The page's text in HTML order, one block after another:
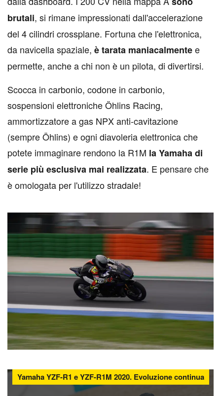
brutali, si rimane impressionati dall'accelerazione
del 4 cilindri crossplane. Fortuna che l'elettronica,
da navicella spaziale, è tarata maniacalmentee
permette, anche a chi non è un pilota, di divertirsi.
Scocca in carbonio, codone in carbonio,
sospensioni elettroniche Öhlins Racing,
ammortizzatore a gas NPX anti-cavitazione
(sempre Öhlins) e ogni diavoleria elettronica che
potete immaginare rendono la R1M la Yamaha di
serie più esclusiva mai realizzata. E pensare che
è omologata per l'utilizzo stradale!
Yamaha YZF-R1 e YZF-R1M 2020. Evoluzione continua